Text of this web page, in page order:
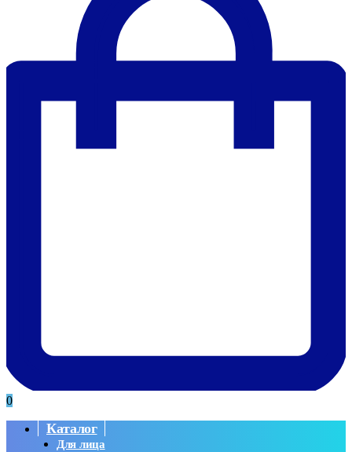
0
Каталог
Для лица